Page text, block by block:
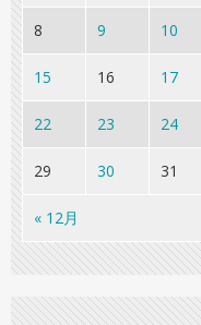
« 12月
8 9 10
15 16 17
22 23 24
29 30 31